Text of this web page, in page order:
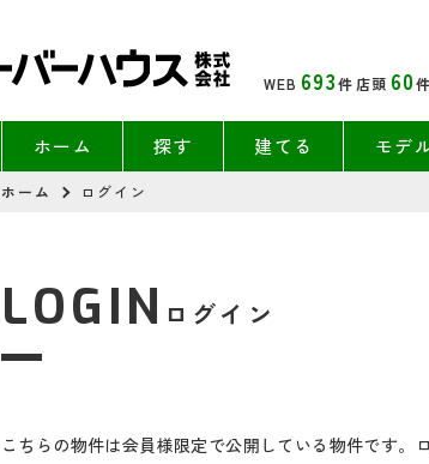
WEB 693件 店頭 60件
ホーム 探す 建てる モデ
ホーム ログイン
ログイン
LOGIN
こちらの物件は会員様限定で公開している物件です。